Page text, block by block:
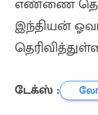
எண்ணை
இந்தியன்
டேக்ஸ் :